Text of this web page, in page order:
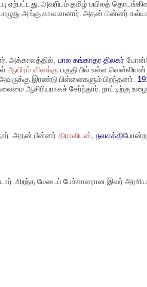
ஏற்பட்டது. அவரிடம் தமிழ் பயிலத்
அங்கு காலமானார். அதன் பின்னர்
அக்காலத்தில் பால கங்காதர திலகர்
ஆயிரம் விளக்கு பகுதியில் உள்ள வெஸ்லியன்
இரண்டு பிள்ளைகளும் பிறந்தனர்.
ஆசிரியராகச் சேர்ந்தார். நாட்டிற்கு
அதன் பீன்னர் திராவிடன் நவசக்திபோன்ற
சிறந்த மேடைப் பேச்சாளரான இவர்